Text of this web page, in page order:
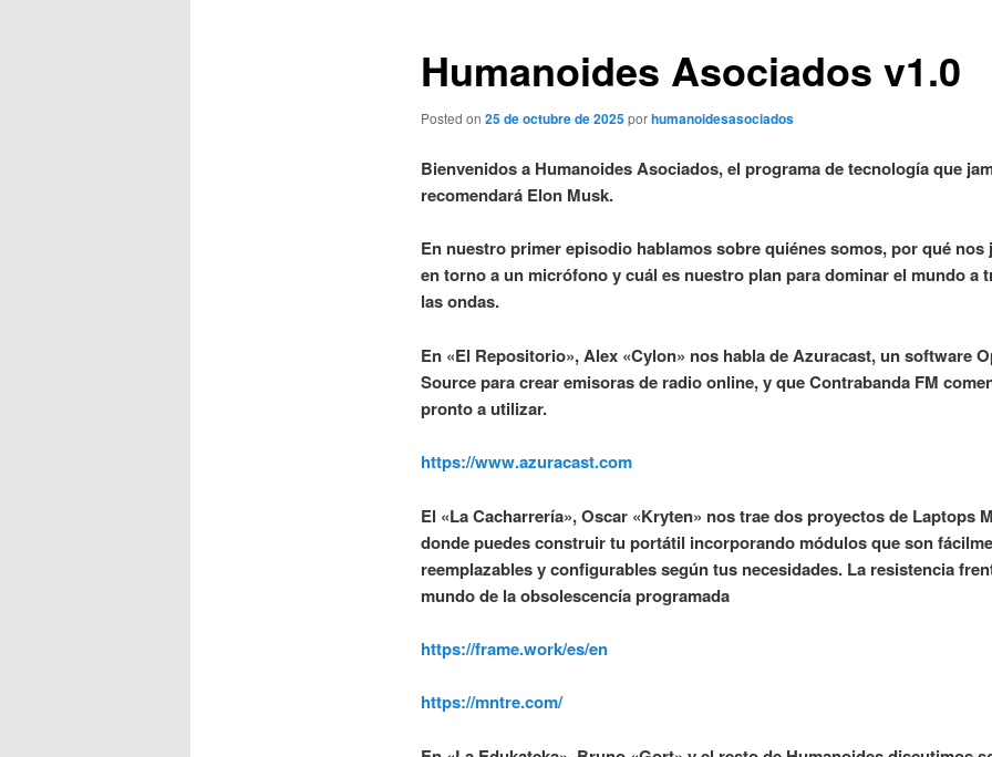
Humanoides Asociados v1.0
Posted on 25 de octubre de 2025porhumanoidesasociados
Bienvenidos a Humanoides Asociados, el programa de tecnología que
recomendará Elon Musk.
En nuestro primer episodio hablamos sobre quiénes somos, por qué nos
en torno a un micrófono y cuál es nuestro plan para dominar el mundo a
las ondas.
En «El Repositorio», Alex «Cylon» nos habla de Azuracast, un software
Source para crear emisoras de radio online, y que Contrabanda FM
pronto a utilizar.
https://www.azuracast.com
El «La Cacharrería», Oscar «Kryten» nos trae dos proyectos de Laptops
donde puedes construir tu portátil incorporando módulos que son
reemplazables y configurables según tus necesidades. La resistencia
mundo de la obsolescencía programada
https://frame.work/es/en
https://mntre.com/